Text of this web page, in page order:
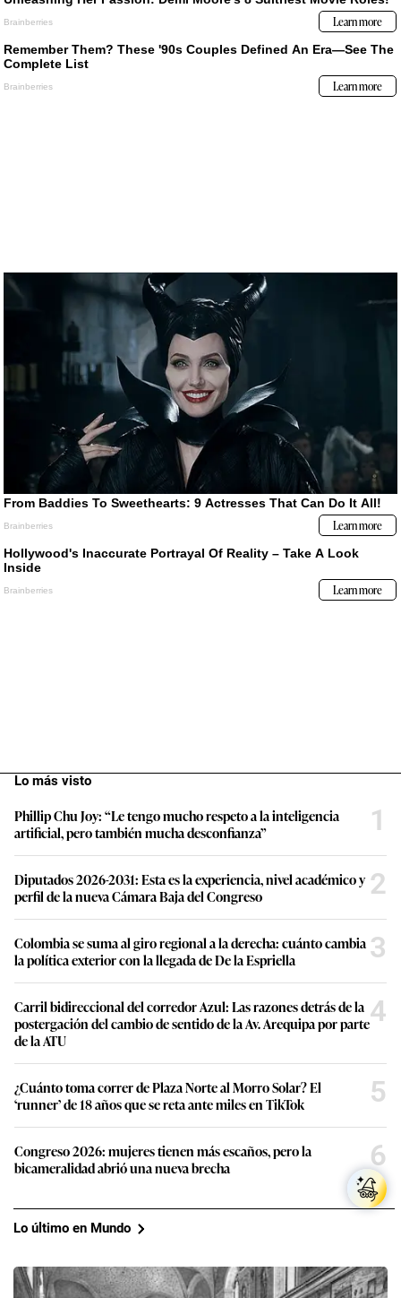
Lo más visto
Phillip Chu Joy: “Le tengo mucho respeto a la inteligencia
artificial, pero también mucha desconfianza”
1
Diputados 2026-2031: Esta es la experiencia, nivel académico y
perfil de la nueva Cámara Baja del Congreso
2
Colombia se suma al giro regional a la derecha: cuánto cambia
la política exterior con la llegada de De la Espriella
3
Carril bidireccional del corredor Azul: Las razones detrás de la
postergación del cambio de sentido de la Av. Arequipa por parte
de la ATU
4
¿Cuánto toma correr de Plaza Norte al Morro Solar? El
‘runner’ de 18 años que se reta ante miles en TikTok
5
Congreso 2026: mujeres tienen más escaños, pero la
bicameralidad abrió una nueva brecha
6
Lo último en Mundo